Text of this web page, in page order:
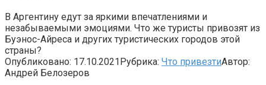
В Аргентину едут за яркими впечатлениями и
незабываемыми эмоциями. Что же туристы привозят из
Буэнос-Айреса и других туристических городов этой
страны?
Опубликовано: 17.10.2021Рубрика: Что привезтиАвтор:
Андрей Белозеров